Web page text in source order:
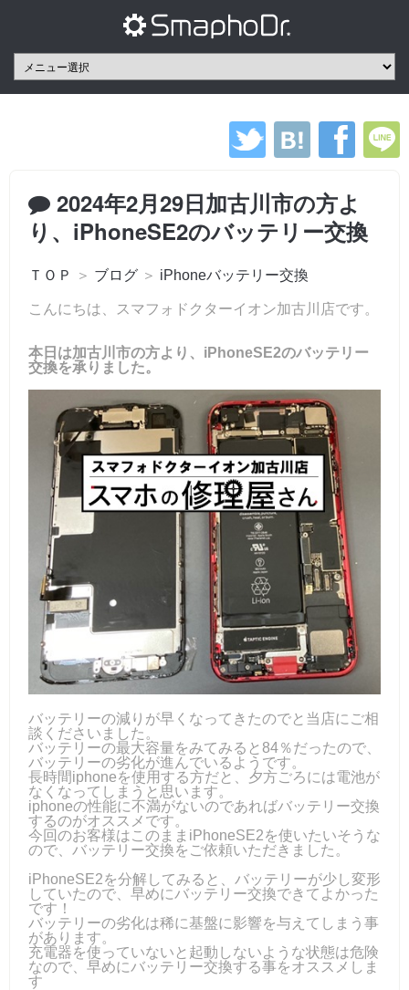
2024年2月29日加古川市の方よ
り、iPhoneSE2のバッテリー交換
ＴＯＰ ＞ ブログ ＞ iPhoneバッテリー交換
こんにちは、スマフォドクターイオン加古川店です。
本日は加古川市の方より、iPhoneSE2のバッテリー
交換を承りました。
バッテリーの減りが早くなってきたのでと当店にご相
談くださいました。
バッテリーの最大容量をみてみると84％だったので、
バッテリーの劣化が進んでいるようです。
長時間iphoneを使用する方だと、夕方ごろには電池が
なくなってしまうと思います。
iphoneの性能に不満がないのであればバッテリー交換
するのがオススメです。
今回のお客様はこのままiPhoneSE2を使いたいそうな
ので、バッテリー交換をご依頼いただきました。
iPhoneSE2を分解してみると、バッテリーが少し変形
していたので、早めにバッテリー交換できてよかった
です！
バッテリーの劣化は稀に基盤に影響を与えてしまう事
があります。
充電器を使っていないと起動しないような状態は危険
なので、早めにバッテリー交換する事をオススメしま
す